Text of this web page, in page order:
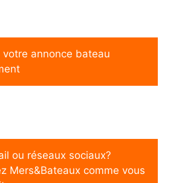
votre annonce bateau
ou réseaux sociaux?
Mers&Bateaux comme vous